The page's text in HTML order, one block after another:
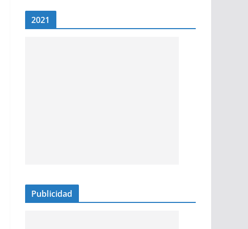
2021
Publicidad